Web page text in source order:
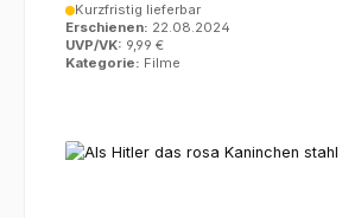
Kurzfristig lieferbar
Erschienen: 22.08.2024
UVP/VK: 9,99 €
Kategorie: Filme